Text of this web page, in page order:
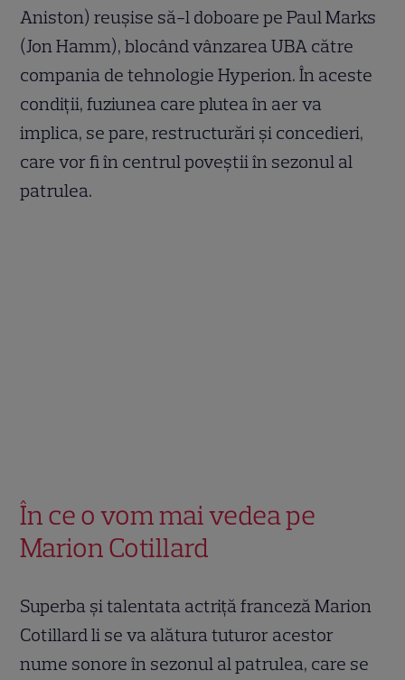
Aniston) reușise să-l doboare pe Paul Marks
(Jon Hamm), blocând vânzarea UBA către
compania de tehnologie Hyperion. În aceste
condiții, fuziunea care plutea în aer va
implica, se pare, restructurări și concedieri,
care vor fi în centrul poveștii în sezonul al
patrulea.
În ce o vom mai vedea pe
Marion Cotillard
Superba și talentata actriță franceză Marion
Cotillard li se va alătura tuturor acestor
nume sonore în sezonul al patrulea, care se